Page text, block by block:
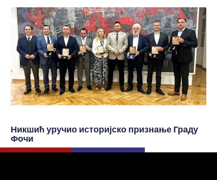
Никшић уручио историјско признање Граду
Фочи